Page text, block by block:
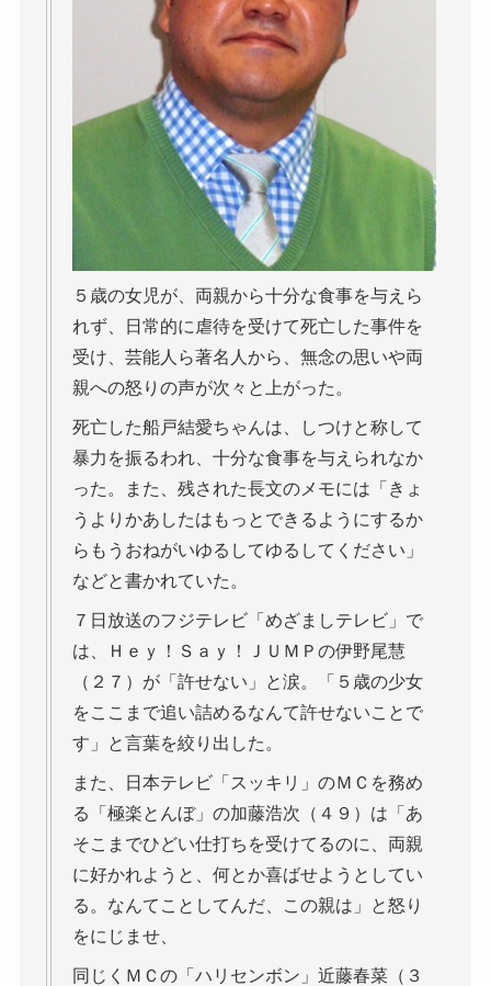
５歳の女児が、両親から十分な食事を与えら
れず、日常的に虐待を受けて死亡した事件を
受け、芸能人ら著名人から、無念の思いや両
親への怒りの声が次々と上がった。
死亡した船戸結愛ちゃんは、しつけと称して
暴力を振るわれ、十分な食事を与えられなか
った。また、残された長文のメモには「きょ
うよりかあしたはもっとできるようにするか
らもうおねがいゆるしてゆるしてください」
などと書かれていた。
７日放送のフジテレビ「めざましテレビ」で
は、Ｈｅｙ！Ｓａｙ！ＪＵＭＰの伊野尾慧
（２７）が「許せない」と涙。「５歳の少女
をここまで追い詰めるなんて許せないことで
す」と言葉を絞り出した。
また、日本テレビ「スッキリ」のＭＣを務め
る「極楽とんぼ」の加藤浩次（４９）は「あ
そこまでひどい仕打ちを受けてるのに、両親
に好かれようと、何とか喜ばせようとしてい
る。なんてことしてんだ、この親は」と怒り
をにじませ、
同じくＭＣの「ハリセンボン」近藤春菜（３